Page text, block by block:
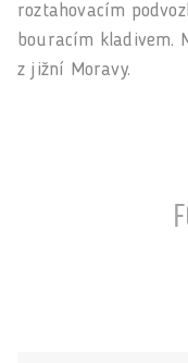
roztahovacím
bouracím kladivem.
z jižní Moravy.